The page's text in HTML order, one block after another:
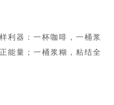
利器：一杯咖啡，一桶浆
能量；一桶浆糊，粘结全